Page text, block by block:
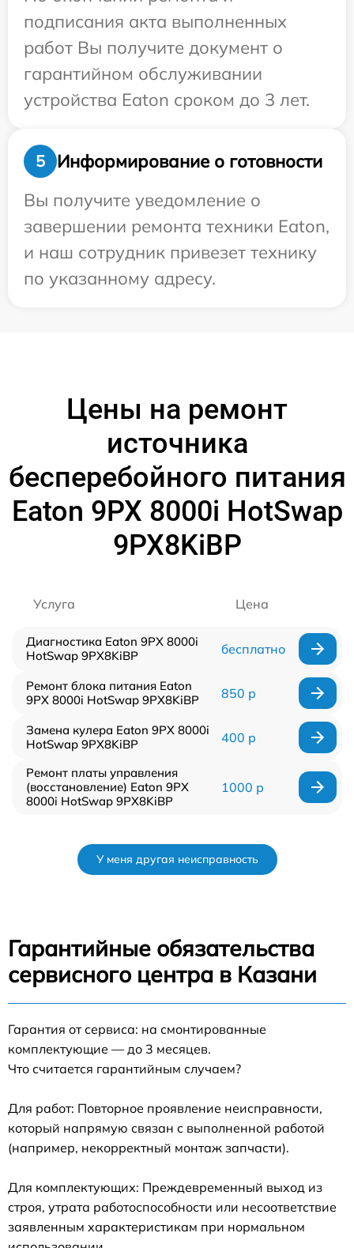
подписания акта выполненных
работ Вы получите документ о
гарантийном обслуживании
устройства Eaton сроком до 3 лет.
5
Информирование о готовности
Вы получите уведомление о
завершении ремонта техники Eaton,
и наш сотрудник привезет технику
по указанному адресу.
Цены на ремонт
источника
бесперебойного питания
Eaton 9PX 8000i HotSwap
9PX8KiBP
Услуга Цена
Диагностика Eaton 9PX 8000i
HotSwap 9PX8KiBP
бесплатно
Ремонт блока питания Eaton
9PX 8000i HotSwap 9PX8KiBP
850 р
Замена кулера Eaton 9PX 8000i
HotSwap 9PX8KiBP
400 р
Ремонт платы управления
(восстановление) Eaton 9PX
8000i HotSwap 9PX8KiBP
1000 р
У меня другая неисправность
Гарантийные обязательства
сервисного центра в Казани
Гарантия от сервиса: на смонтированные
комплектующие — до 3 месяцев.
Что считается гарантийным случаем?
Для работ: Повторное проявление неисправности,
который напрямую связан с выполненной работой
(например, некорректный монтаж запчасти).
Для комплектующих: Преждевременный выход из
строя, утрата работоспособности или несоответствие
заявленным характеристикам при нормальном